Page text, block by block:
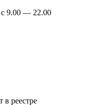
с 9.00 — 22.00
в реестре